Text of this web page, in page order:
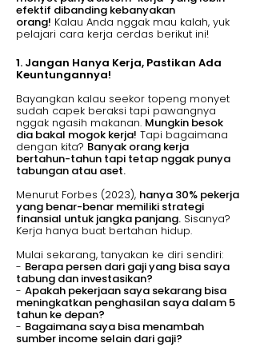
efektif dibanding kebanyakan
orang! Kalau Anda nggak mau kalah, yuk
pelajari cara kerja cerdas berikut ini!
1. Jangan Hanya Kerja, Pastikan Ada
Keuntungannya!
Bayangkan kalau seekor topeng monyet
sudah capek beraksi tapi pawangnya
nggak ngasih makanan. Mungkin besok
dia bakal mogok kerja! Tapi bagaimana
dengan kita? Banyak orang kerja
bertahun-tahun tapi tetap nggak punya
tabungan atau aset.
Menurut Forbes (2023), hanya 30% pekerja
yang benar-benar memiliki strategi
finansial untuk jangka panjang. Sisanya?
Kerja hanya buat bertahan hidup.
Mulai sekarang, tanyakan ke diri sendiri:
- Berapa persen dari gaji yang bisa saya
tabung dan investasikan?
- Apakah pekerjaan saya sekarang bisa
meningkatkan penghasilan saya dalam 5
tahun ke depan?
- Bagaimana saya bisa menambah
sumber income selain dari gaji?